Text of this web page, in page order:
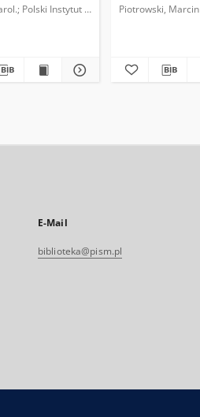
Polski Instytut Spraw Międzynarodowych.
Piotrowski,
E-Mail
biblioteka@pism.pl